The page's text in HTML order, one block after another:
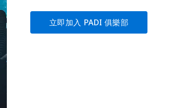
立即加入 PADI 俱樂部